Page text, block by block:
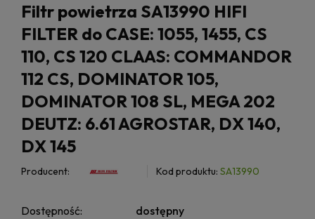
Filtr powietrza SA13990 HIFI
FILTER do CASE: 1055, 1455, CS
110, CS 120 CLAAS: COMMANDOR
112 CS, DOMINATOR 105,
DOMINATOR 108 SL, MEGA 202
DEUTZ: 6.61 AGROSTAR, DX 140,
DX 145
Producent: Kod produktu: SA13990
Dostępność:
dostępny